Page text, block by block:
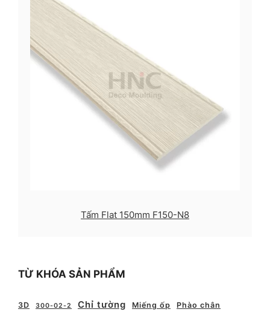
Tấm Flat 150mm F150-N8
TỪ KHÓA SẢN PHẨM
3D 300-02-2 Chỉ tường Miếng ốp Phào chân